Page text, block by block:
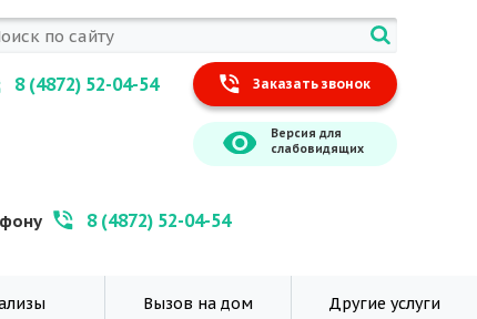
8 (4872) 52-04-54 Заказать звонок
Версия для
слабовидящих
8 (4872) 52-04-54
Вызов на дом Другие услуги